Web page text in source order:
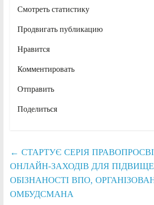
Смотреть статистику
Продвигать публикацию
Нравится
Комментировать
Отправить
Поделиться
← СТАРТУЄ СЕРІЯ
ОНЛАЙН-ЗАХОДІВ ДЛЯ
ОБІЗНАНОСТІ ВПО,
ОМБУДСМАНА